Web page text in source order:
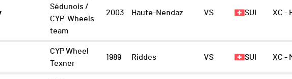
Sédunois /
CYP-Wheels
team
2003 Haute-Nendaz VS SUI XC -
CYP Wheel
Texner
1989 Riddes VS SUI XC -